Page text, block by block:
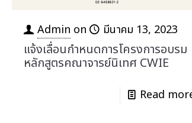
Admin on มีนาคม 13, 2023
แจ้งเลื่อนกำหนดการโครงการอบรม
หลักสูตรคณาจารย์นิเทศ CWIE
Read